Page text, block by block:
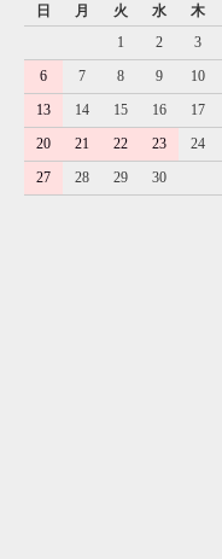
日
月 火 水 木
1
2 3
6
7 8 9 10
13
14 15 16 17
20
21 22 23 24
27
28 29 30